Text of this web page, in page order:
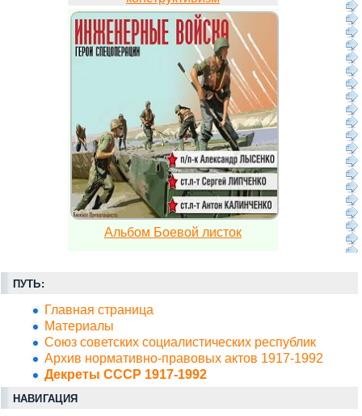
Альбом Боевой листок
ПУТЬ:
Главная страница
Материалы
Союз советских социалистических республик
Архив нормативно-правовых актов 1917-1992
Декреты СССР 1917-1992
НАВИГАЦИЯ